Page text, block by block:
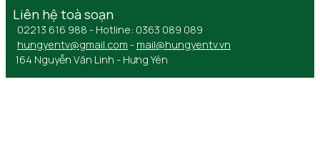
Liên hệ toà soạn
02213 616 988 - Hotline: 0363 089 089
hungyentv@gmail.com - mail@hungyentv.vn
164 Nguyễn Văn Linh - Hưng Yên